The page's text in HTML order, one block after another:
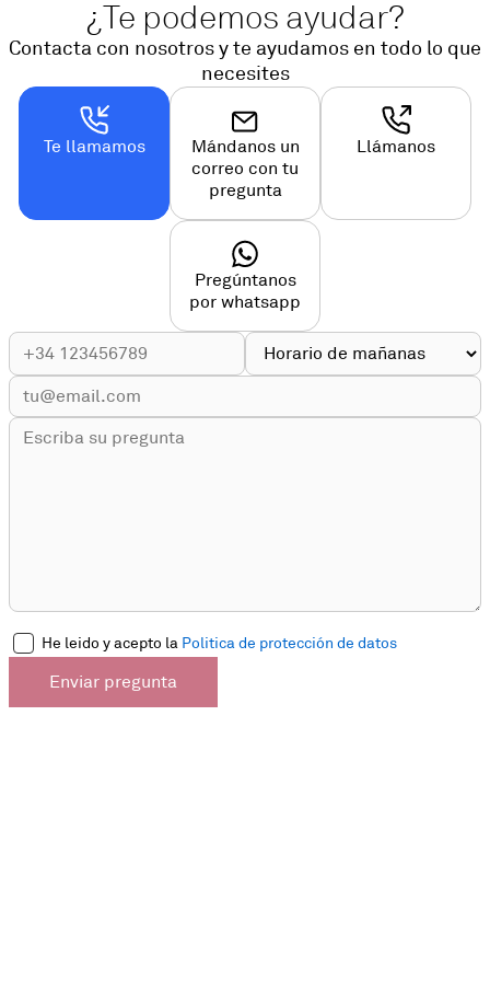
¿Te podemos ayudar?
Contacta con nosotros y te ayudamos en todo lo que
necesites
Te llamamos
Mándanos un
correo con tu
pregunta
Llámanos
Pregúntanos
por whatsapp
He leido y acepto la Politica de protección de datos
Enviar pregunta